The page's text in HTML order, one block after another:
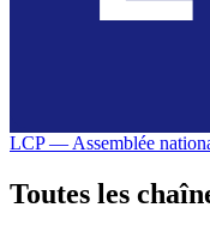
LCP — Assemblée
Toutes les